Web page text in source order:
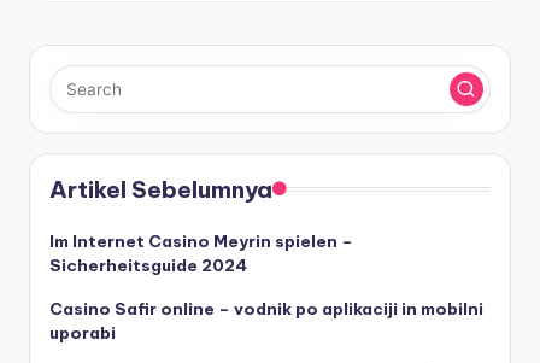
Artikel Sebelumnya
Im Internet Casino Meyrin spielen –
Sicherheitsguide 2024
Casino Safir online – vodnik po aplikaciji in mobilni
uporabi